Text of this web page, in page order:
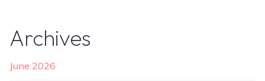
Archives
June 2026